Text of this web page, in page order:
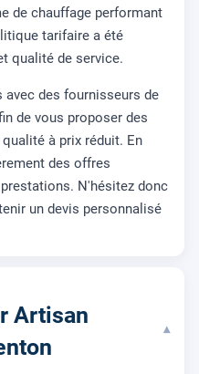
de chauffage performant
tarifaire a été
qualité de service.
avec des fournisseurs de
de vous proposer des
à prix réduit. En
des offres
N'hésitez donc
un devis personnalisé
Artisan
▾